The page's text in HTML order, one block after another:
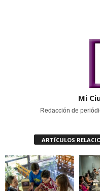
Mi
Redacción de
ARTÍCULOS